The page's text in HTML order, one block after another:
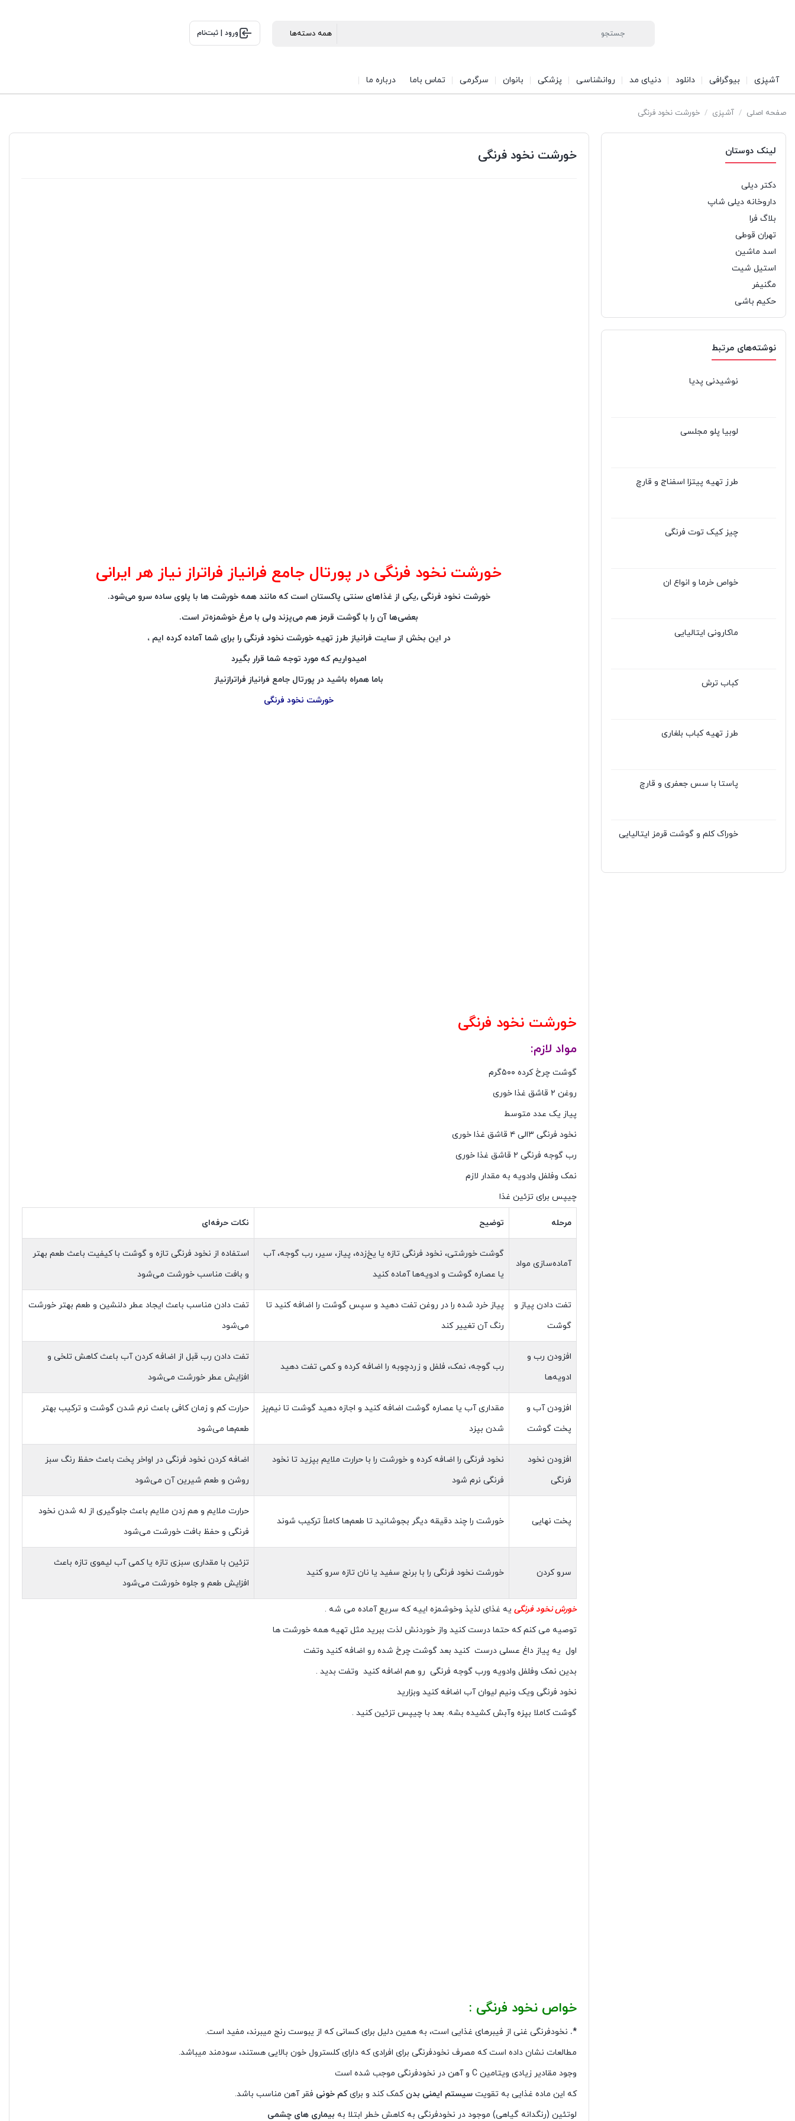
ورود | ثبت‌نام
آشپزی بیوگرافی دانلود دنیای مد روانشناسی پزشکی بانوان سرگرمی تماس باما درباره ما
صفحه اصلی / آشپزی / خورشت نخود فرنگی
لینک دوستان
دکتر دیلی
داروخانه دیلی شاپ
بلاگ فرا
تهران قوطی
اسد ماشین
استیل شیت
مگنیفر
حکیم باشی
نوشته‌های مرتبط
نوشیدنی پدیا
لوبیا پلو مجلسی
طرز تهیه پیتزا اسفناج و قارچ
چیز کیک توت فرنگی
خواص خرما و انواع ان
ماکارونی ایتالیایی
کباب ترش
طرز تهیه کباب بلغاری
پاستا با سس جعفری و قارچ
خوراک کلم و گوشت قرمز ایتالیایی
خورشت نخود فرنگی
خورشت نخود فرنگی در پورتال جامع فرانیاز فراتراز نیاز هر ایرانی
خورشت نخود فرنگی ,یکی از غذاهای سنتی پاکستان است که مانند همه خورشت ها با پلوی ساده سرو می‌شود.
بعضی‌ها آن را با گوشت قرمز هم می‌پزند ولی با مرغ خوشمزه‌تر است.
در این بخش از سایت فرانیاز طرز تهیه خورشت نخود فرنگی را برای شما آماده کرده ایم ،
امیدواریم که مورد توجه شما قرار بگیرد
باما همراه باشید در پورتال جامع فرانیاز فراترازنیاز
خورشت نخود فرنگی
خورشت نخود فرنگی
مواد لازم:
گوشت چرخ کرده ۵۰۰گرم
روغن ۲ قاشق غذا خوری
پیاز یک عدد متوسط
نخود فرنگی ۳الی ۴ قاشق غذا خوری
رب گوجه فرنگی ۲ قاشق غذا خوری
نمک وفلفل وادویه به مقدار لازم
چیپس برای تزئین غذا
مرحله توضیح نکات حرفه‌ای
آماده‌سازی مواد
گوشت خورشتی، نخود فرنگی تازه یا یخ‌زده، پیاز، سیر، رب گوجه، آب
یا عصاره گوشت و ادویه‌ها آماده کنید
استفاده از نخود فرنگی تازه و گوشت با کیفیت باعث طعم بهتر
و بافت مناسب خورشت می‌شود
تفت دادن پیاز و
گوشت
پیاز خرد شده را در روغن تفت دهید و سپس گوشت را اضافه کنید تا
رنگ آن تغییر کند
تفت دادن مناسب باعث ایجاد عطر دلنشین و طعم بهتر خورشت
می‌شود
افزودن رب و
ادویه‌ها
رب گوجه، نمک، فلفل و زردچوبه را اضافه کرده و کمی تفت دهید
تفت دادن رب قبل از اضافه کردن آب باعث کاهش تلخی و
افزایش عطر خورشت می‌شود
افزودن آب و
پخت گوشت
مقداری آب یا عصاره گوشت اضافه کنید و اجازه دهید گوشت تا نیم‌پز
شدن بپزد
حرارت کم و زمان کافی باعث نرم شدن گوشت و ترکیب بهتر
طعم‌ها می‌شود
افزودن نخود
فرنگی
نخود فرنگی را اضافه کرده و خورشت را با حرارت ملایم بپزید تا نخود
فرنگی نرم شود
اضافه کردن نخود فرنگی در اواخر پخت باعث حفظ رنگ سبز
روشن و طعم شیرین آن می‌شود
پخت نهایی خورشت را چند دقیقه دیگر بجوشانید تا طعم‌ها کاملاً ترکیب شوند
حرارت ملایم و هم زدن ملایم باعث جلوگیری از له شدن نخود
فرنگی و حفظ بافت خورشت می‌شود
سرو کردن خورشت نخود فرنگی را با برنج سفید یا نان تازه سرو کنید
تزئین با مقداری سبزی تازه یا کمی آب لیموی تازه باعث
افزایش طعم و جلوه خورشت می‌شود
خورش نخود فرنگی یه غذای لذیذ وخوشمزه اییه که سریع آماده می شه .
توصیه می کنم که حتما درست کنید واز خوردنش لذت ببرید مثل تهیه همه خورشت ها
اول یه پیاز داغ عسلی درست کنید بعد گوشت چرخ شده رو اضافه کنید وتفت
بدین نمک وفلفل وادویه ورب گوجه فرنگی رو هم اضافه کنید وتفت بدید .
نخود فرنگی ویک ونیم لیوان آب اضافه کنید وبزارید
گوشت کاملا بپزه وآبش کشیده بشه. بعد با چیپس تزئین کنید .
خواص نخود فرنگی :
*. نخودفرنگی غنی از فیبرهای غذایی است، به همین دلیل برای کسانی که از یبوست رنج می‏برند، مفید است.
مطالعات نشان داده است که مصرف نخود‏فرنگی برای افرادی که دارای کلسترول خون بالایی هستند، سودمند می‏باشد.
وجود مقادیر زیادی ویتامین C و آهن در نخودفرنگی موجب شده است
که این ماده غذایی به تقویتسیستم ایمنی بدن کمک کند و برایکم خونی فقر آهن مناسب باشد.
لوتئین (رنگدانه گیاهی) موجود در نخودفرنگی به کاهش خطر ابتلا به بیماری های چشمی